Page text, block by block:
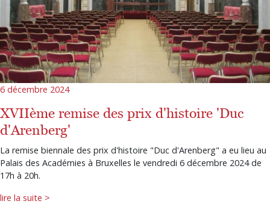
6 décembre 2024
XVIIème remise des prix d'histoire 'Duc
d'Arenberg'
La remise biennale des prix d'histoire "Duc d'Arenberg" a eu lieu au
Palais des Académies à Bruxelles le vendredi 6 décembre 2024 de
17h à 20h.
lire la suite >